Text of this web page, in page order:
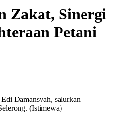
Zakat, Sinergi
Petani
Damansyah, salurkan
(Istimewa)